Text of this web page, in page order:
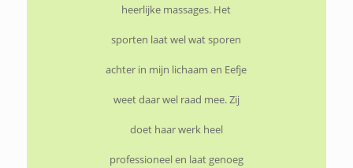
heerlijke massages. Het
sporten laat wel wat sporen
achter in mijn lichaam en Eefje
weet daar wel raad mee. Zij
doet haar werk heel
professioneel en laat genoeg